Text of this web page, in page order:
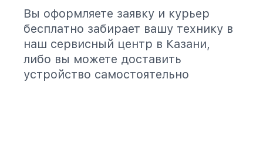
Вы оформляете заявку и курьер
бесплатно забирает вашу технику в
наш сервисный центр в Казани,
либо вы можете доставить
устройство самостоятельно